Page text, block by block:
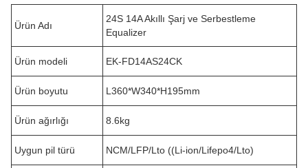
Ürün Adı
24S 14A Akıllı Şarj ve Serbestleme
Equalizer
Ürün modeli EK-FD14AS24CK
Ürün boyutu L360*W340*H195mm
Ürün ağırlığı 8.6kg
Uygun pil türü NCM/LFP/Lto ((Li-ion/Lifepo4/Lto)